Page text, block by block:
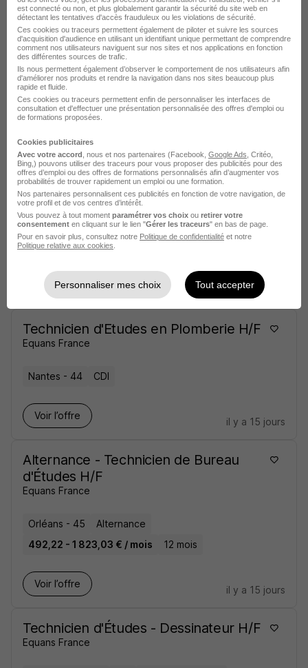
Voir l’offre
il y a 11 jours
Technicien d'Etudes Exécution en
Electricité et Régulation H/F
Equans France
Nantes - 44 CDI
Voir l’offre
il y a 11 jours
Technicien Bureau d'Etudes H/F
Equans France
Champtocé-sur-Loire - 49
Voir l’offre
il y a 15 jours
Technicien d'Etudes en Plomberie H/F
Equans France
Nantes - 44 CDI
Voir l’offre
il y a 15 jours
Alternance - Technicien de Bureau
d'Études H/F
Equans France
Orléans - 45
Alternance
492,22 - 1 823,03 € / mois
12 mois
Voir l’offre
il y a 15 jours
Technicien d'Études - Dessinateur H/F
Equans France
est connecté ou non, et plus globalement garantir la sécurité du site web en
détectant les tentatives d'accès frauduleux ou les violations de sécurité.
Ces cookies ou traceurs permettent également de piloter et suivre les sources
d'acquisition d'audience en utilisant un identifiant unique permettant de comprendre
comment nos utilisateurs naviguent sur nos sites et nos applications en fonction
des différentes sources de trafic.
Ils nous permettent également d’observer le comportement de nos utilisateurs afin
d'améliorer nos produits et rendre la navigation dans nos sites beaucoup plus
rapide et fluide.
Ces cookies ou traceurs permettent enfin de personnaliser les interfaces de
consultation et d'effectuer une présentation personnalisée des offres d'emploi ou
de formations proposées.
Cookies publicitaires
Avec votre accord , nous et nos partenaires (Facebook, Google Ads , Critéo,
Bing,) pouvons utiliser des traceurs pour vous proposer des publicités pour des
offres d’emploi ou des offres de formations personnalisés afin d’augmenter vos
probabilités de trouver rapidement un emploi ou une formation.
Nos partenaires personnalisent ces publicités en fonction de votre navigation, de
votre profil et de vos centres d’intérêt.
Vous pouvez à tout moment paramétrer vos choix ou retirer votre
consentement en cliquant sur le lien "Gérer les traceurs" en bas de page.
Pour en savoir plus, consultez notre Politique de confidentialité et notre
Politique relative aux cookies
Personnaliser mes choix Tout accepter